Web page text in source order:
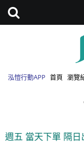
泓愷行動APP 首頁 瀏覽
隔日出貨●運送